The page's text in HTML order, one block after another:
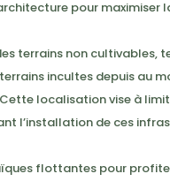
pour maximiser
terrains non cultivables,
incultes depuis au
localisation vise à
l’installation de ces
flottantes pour